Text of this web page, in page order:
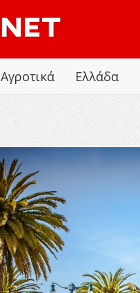
Αγροτικά Ελλάδα